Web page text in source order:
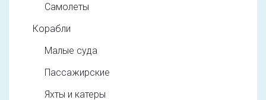
Самолеты
Корабли
Малые суда
Пассажирские
Яхты и катеры